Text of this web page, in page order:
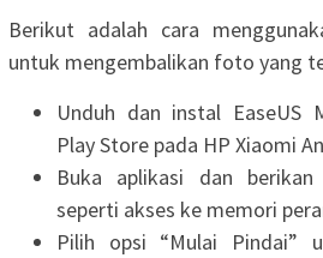
Berikut adalah cara
untuk mengembalikan foto yang
Unduh dan instal EaseUS
Play Store pada HP Xiaomi
Buka aplikasi dan
seperti akses ke memori
Pilih opsi “Mulai Pindai”